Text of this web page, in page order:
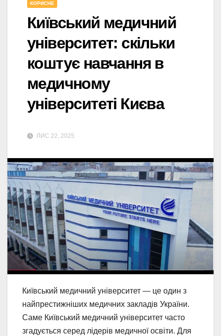
КОРИСНЕ
Київський медичний
університет: скільки
коштує навчання в
медичному
університеті Києва
ЛИС 22, 2025
Київський медичний університет — це один з
найпрестижніших медичних закладів України.
Саме Київський медичний університет часто
згадується серед лідерів медичної освіти. Для